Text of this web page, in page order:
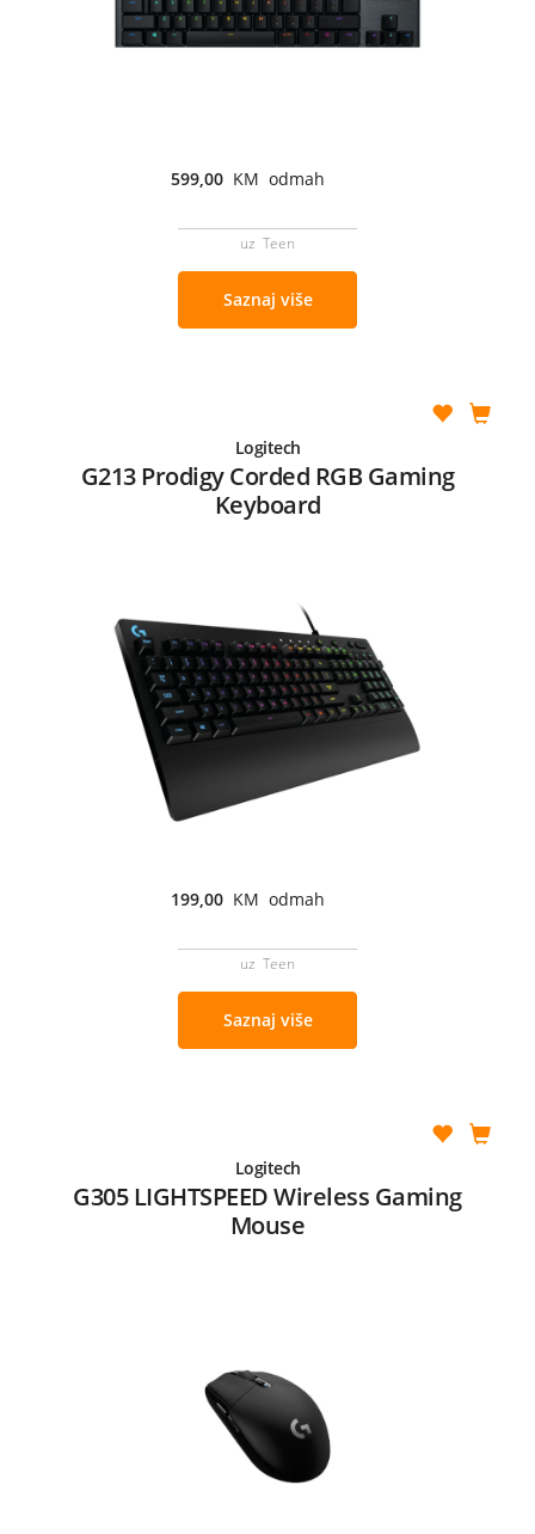
599,00 KM odmah
uz Teen
Saznaj više
Logitech
G213 Prodigy Corded RGB Gaming
Keyboard
199,00 KM odmah
uz Teen
Saznaj više
Logitech
G305 LIGHTSPEED Wireless Gaming
Mouse